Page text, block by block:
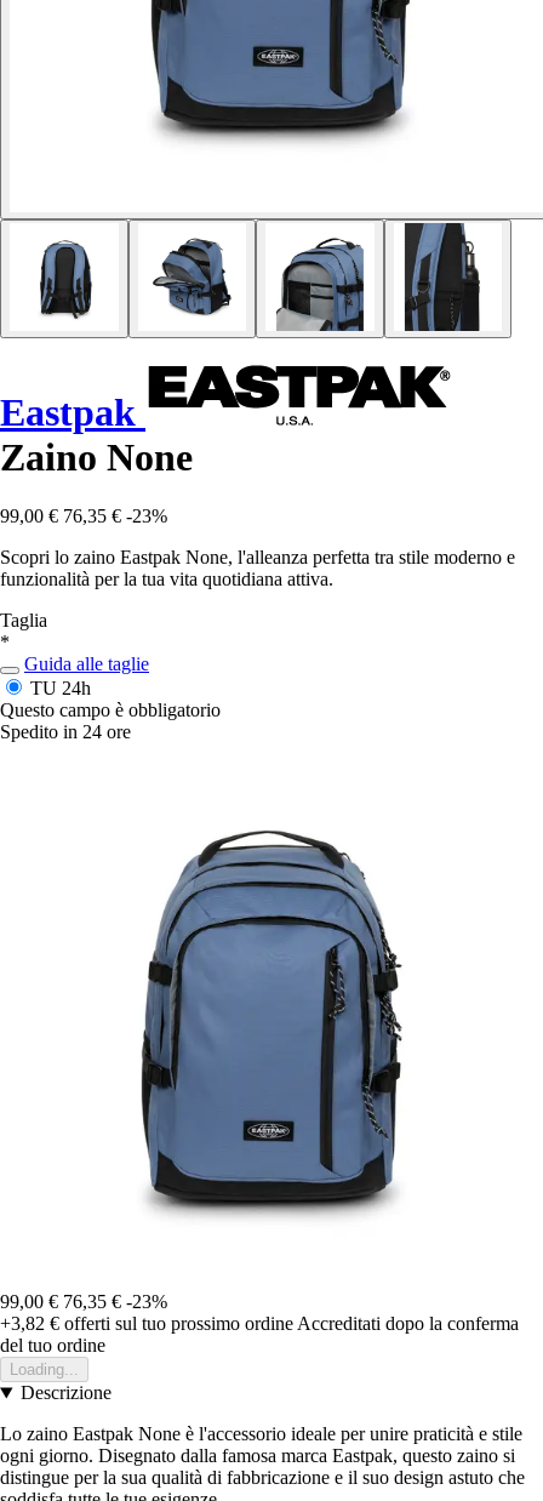
Eastpak
Zaino None
99,00 € 76,35 € -23%
Scopri lo zaino Eastpak None, l'alleanza perfetta tra stile moderno e
funzionalità per la tua vita quotidiana attiva.
Taglia
*
Guida alle taglie
TU 24h
Questo campo è obbligatorio
Spedito in 24 ore
99,00 € 76,35 € -23%
+3,82 € offerti sul tuo prossimo ordine Accreditati dopo la conferma
del tuo ordine
Loading...
Descrizione
Lo zaino Eastpak None è l'accessorio ideale per unire praticità e stile
ogni giorno. Disegnato dalla famosa marca Eastpak, questo zaino si
distingue per la sua qualità di fabbricazione e il suo design astuto che